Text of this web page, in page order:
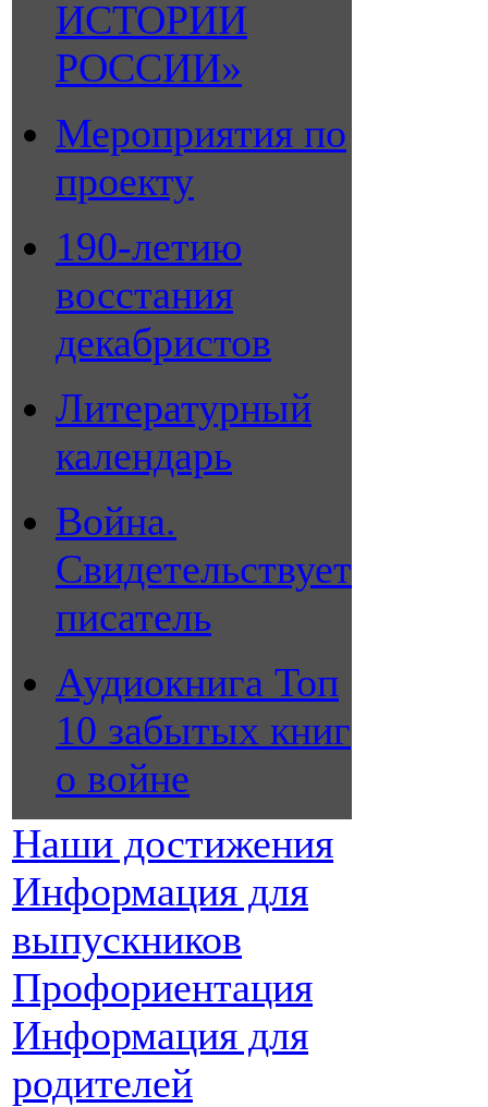
ИСТОРИИ
РОССИИ»
Мероприятия по
проекту
190-летию
восстания
декабристов
Литературный
календарь
Война.
Свидетельствует
писатель
Аудиокнига Топ
10 забытых книг
о войне
Наши достижения
Информация для
выпускников
Профориентация
Информация для
родителей